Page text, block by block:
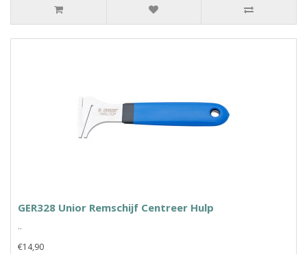
GER328 Unior Remschijf Centreer Hulp
..
€14,90